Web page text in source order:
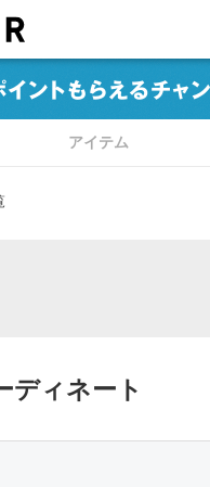
アイテム
ディネート